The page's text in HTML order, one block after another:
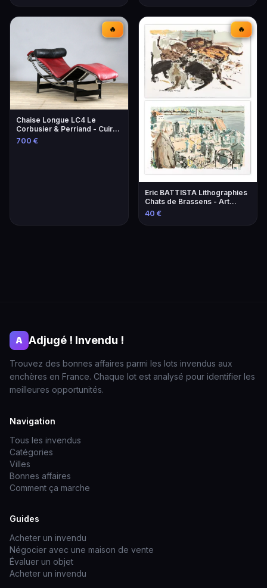
🔥
Chaise Longue LC4 Le
Corbusier & Perriand - Cuir
Lie-de-Vin
700 €
🔥
Eric BATTISTA Lithographies
Chats de Brassens - Art
Contemporain
40 €
A Adjugé ! Invendu !
Trouvez des bonnes affaires parmi les lots invendus aux
enchères en France. Chaque lot est analysé pour identifier les
meilleures opportunités.
Navigation
Tous les invendus
Catégories
Villes
Bonnes affaires
Comment ça marche
Guides
Acheter un invendu
Négocier avec une maison de vente
Évaluer un objet
Acheter un invendu